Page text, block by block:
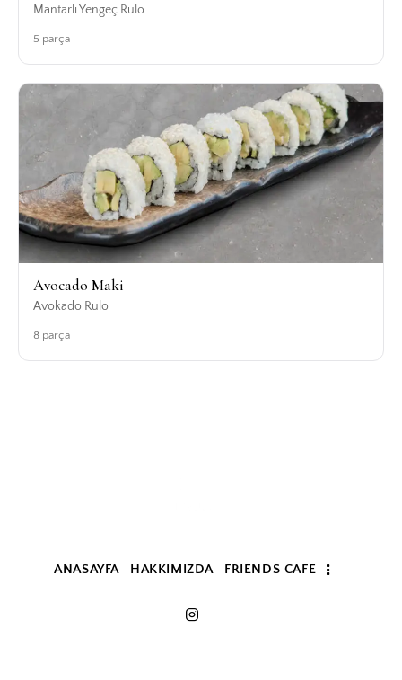
Mantarlı Yengeç Rulo
5 parça
Avocado Maki
Avokado Rulo
8 parça
ANASAYFA HAKKIMIZDA FRIENDS CAFE